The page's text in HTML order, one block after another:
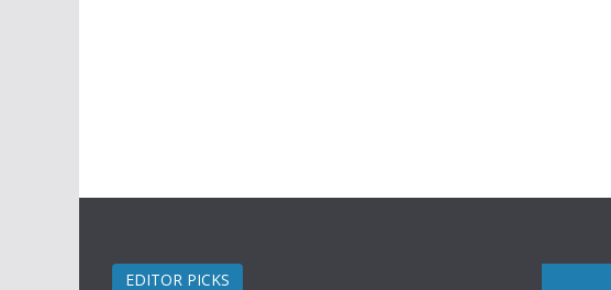
EDITOR PICKS